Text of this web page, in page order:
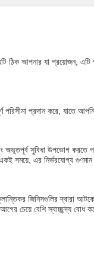
ঠিক আপনার যা প্রয়োজন,
প্রদান করে, যাতে
অভূতপূর্ব সুবিধা উপভোগ
সময়ে, এর নির্ভরযোগ্য
জিনিসগুলির দ্বারা
চেয়ে বেশি স্বাচ্ছন্দ্য বোধ